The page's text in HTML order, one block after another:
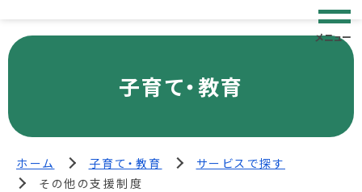
メニュー
子育て・教育
ホーム 子育て・教育
サービスで探す
その他の支援制度